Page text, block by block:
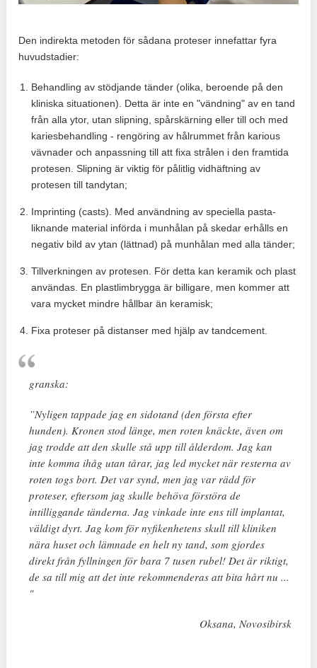
Den indirekta metoden för sådana proteser innefattar fyra
huvudstadier:
Behandling av stödjande tänder (olika, beroende på den
kliniska situationen). Detta är inte en "vändning" av en tand
från alla ytor, utan slipning, spårskärning eller till och med
kariesbehandling - rengöring av hålrummet från karious
vävnader och anpassning till att fixa strålen i den framtida
protesen. Slipning är viktig för pålitlig vidhäftning av
protesen till tandytan;
Imprinting (casts). Med användning av speciella pasta-
liknande material införda i munhålan på skedar erhålls en
negativ bild av ytan (lättnad) på munhålan med alla tänder;
Tillverkningen av protesen. För detta kan keramik och plast
användas. En plastlimbrygga är billigare, men kommer att
vara mycket mindre hållbar än keramisk;
Fixa proteser på distanser med hjälp av tandcement.
granska:
”Nyligen tappade jag en sidotand (den första efter
hunden). Kronen stod länge, men roten knäckte, även om
jag trodde att den skulle stå upp till ålderdom. Jag kan
inte komma ihåg utan tårar, jag led mycket när resterna av
roten togs bort. Det var synd, men jag var rädd för
proteser, eftersom jag skulle behöva förstöra de
intilliggande tänderna. Jag vinkade inte ens till implantat,
väldigt dyrt. Jag kom för nyfikenhetens skull till kliniken
nära huset och lämnade en helt ny tand, som gjordes
direkt från fyllningen för bara 7 tusen rubel! Det är riktigt,
de sa till mig att det inte rekommenderas att bita hårt nu ...
"
Oksana, Novosibirsk